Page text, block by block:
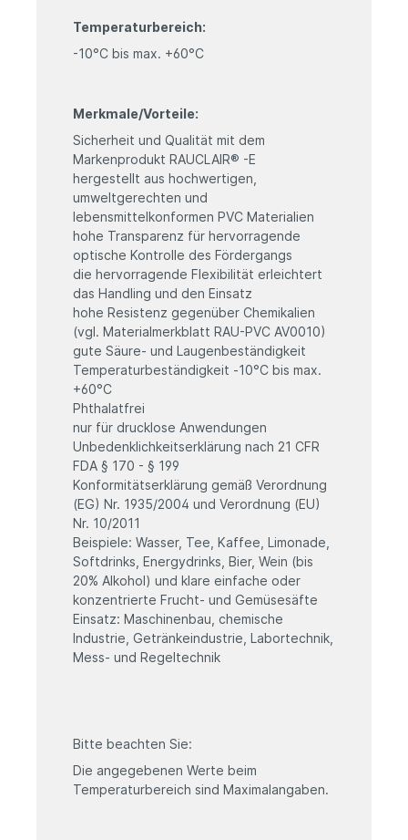
Temperaturbereich:
-10°C bis max. +60°C
Merkmale/Vorteile:
Sicherheit und Qualität mit dem
Markenprodukt RAUCLAIR® -E
hergestellt aus hochwertigen,
umweltgerechten und
lebensmittelkonformen PVC Materialien
hohe Transparenz für hervorragende
optische Kontrolle des Fördergangs
die hervorragende Flexibilität erleichtert
das Handling und den Einsatz
hohe Resistenz gegenüber Chemikalien
(vgl. Materialmerkblatt RAU-PVC AV0010)
gute Säure- und Laugenbeständigkeit
Temperaturbeständigkeit -10°C bis max.
+60°C
Phthalatfrei
nur für drucklose Anwendungen
Unbedenklichkeitserklärung nach 21 CFR
FDA § 170 - § 199
Konformitätserklärung gemäß Verordnung
(EG) Nr. 1935/2004 und Verordnung (EU)
Nr. 10/2011
Beispiele: Wasser, Tee, Kaffee, Limonade,
Softdrinks, Energydrinks, Bier, Wein (bis
20% Alkohol) und klare einfache oder
konzentrierte Frucht- und Gemüsesäfte
Einsatz: Maschinenbau, chemische
Industrie, Getränkeindustrie, Labortechnik,
Mess- und Regeltechnik
Bitte beachten Sie:
Die angegebenen Werte beim
Temperaturbereich sind Maximalangaben.